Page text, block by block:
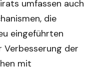
umfassen auch
die
eingeführten
der
mit